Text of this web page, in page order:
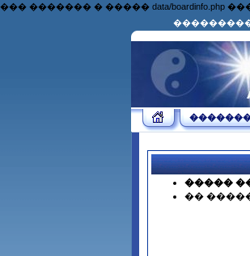
��� ������� � ����� data/
�����
��